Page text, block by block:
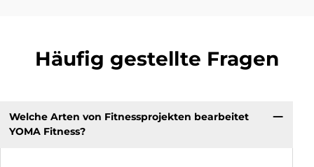
Häufig gestellte Fragen
Welche Arten von Fitnessprojekten bearbeitet
YOMA Fitness?